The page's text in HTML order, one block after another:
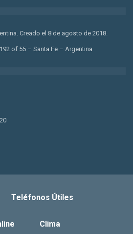
Creado el 8 de agosto de 2018.
of 55 – Santa Fe – Argentina
Teléfonos Útiles
Clima